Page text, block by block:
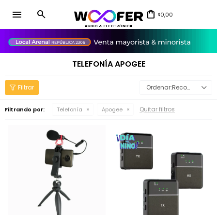
menu $0,00
TELEFONÍA APOGEE
Recomendados
Filtrando por: Telefonía Apogee Quitar filtros
close